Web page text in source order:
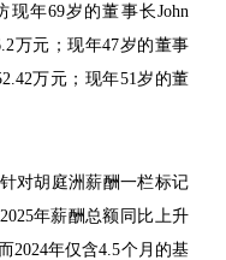
年69岁的董事长John
万元；现年47岁的董事
万元；现年51岁的董
对胡庭洲薪酬一栏标记
年薪酬总额同比上升
2024年仅含4.5个月的基